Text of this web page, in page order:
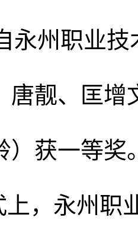
永州职业
唐靓、匡
）获一等奖
上，永州职